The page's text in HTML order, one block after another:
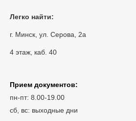
Легко найти:
г. Минск, ул. Серова, 2а
4 этаж, каб. 40
Прием документов:
пн-пт: 8.00-19.00
сб, вс: выходные дни